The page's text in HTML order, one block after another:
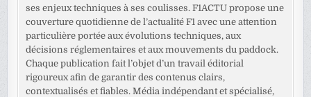
ses enjeux techniques à ses coulisses. F1ACTU propose une
couverture quotidienne de l’actualité F1 avec une attention
particulière portée aux évolutions techniques, aux
décisions réglementaires et aux mouvements du paddock.
Chaque publication fait l’objet d’un travail éditorial
rigoureux afin de garantir des contenus clairs,
contextualisés et fiables. Média indépendant et spécialisé,